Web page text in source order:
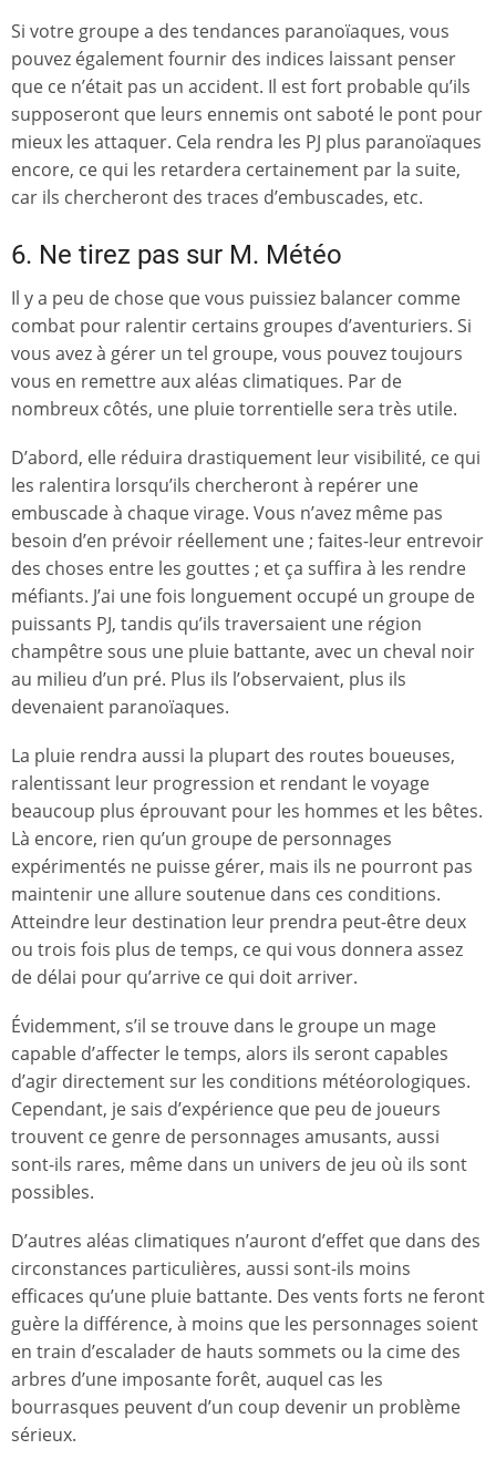
Si votre groupe a des tendances paranoïaques, vous
pouvez également fournir des indices laissant penser
que ce n’était pas un accident. Il est fort probable qu’ils
supposeront que leurs ennemis ont saboté le pont pour
mieux les attaquer. Cela rendra les PJ plus paranoïaques
encore, ce qui les retardera certainement par la suite,
car ils chercheront des traces d’embuscades, etc.
6. Ne tirez pas sur M. Météo
Il y a peu de chose que vous puissiez balancer comme
combat pour ralentir certains groupes d’aventuriers. Si
vous avez à gérer un tel groupe, vous pouvez toujours
vous en remettre aux aléas climatiques. Par de
nombreux côtés, une pluie torrentielle sera très utile.
D’abord, elle réduira drastiquement leur visibilité, ce qui
les ralentira lorsqu’ils chercheront à repérer une
embuscade à chaque virage. Vous n’avez même pas
besoin d’en prévoir réellement une ; faites-leur entrevoir
des choses entre les gouttes ; et ça suffira à les rendre
méfiants. J’ai une fois longuement occupé un groupe de
puissants PJ, tandis qu’ils traversaient une région
champêtre sous une pluie battante, avec un cheval noir
au milieu d’un pré. Plus ils l’observaient, plus ils
devenaient paranoïaques.
La pluie rendra aussi la plupart des routes boueuses,
ralentissant leur progression et rendant le voyage
beaucoup plus éprouvant pour les hommes et les bêtes.
Là encore, rien qu’un groupe de personnages
expérimentés ne puisse gérer, mais ils ne pourront pas
maintenir une allure soutenue dans ces conditions.
Atteindre leur destination leur prendra peut-être deux
ou trois fois plus de temps, ce qui vous donnera assez
de délai pour qu’arrive ce qui doit arriver.
Évidemment, s’il se trouve dans le groupe un mage
capable d’affecter le temps, alors ils seront capables
d’agir directement sur les conditions météorologiques.
Cependant, je sais d’expérience que peu de joueurs
trouvent ce genre de personnages amusants, aussi
sont-ils rares, même dans un univers de jeu où ils sont
possibles.
D’autres aléas climatiques n’auront d’effet que dans des
circonstances particulières, aussi sont-ils moins
efficaces qu’une pluie battante. Des vents forts ne feront
guère la différence, à moins que les personnages soient
en train d’escalader de hauts sommets ou la cime des
arbres d’une imposante forêt, auquel cas les
bourrasques peuvent d’un coup devenir un problème
sérieux.